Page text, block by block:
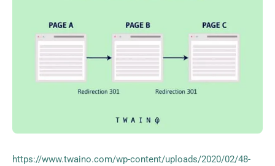
https://www.twaino.com/wp-content/uploads/2020/02/48-